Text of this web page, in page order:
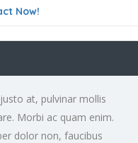
Now!
at, pulvinar mollis
Morbi ac quam enim.
dolor non, faucibus